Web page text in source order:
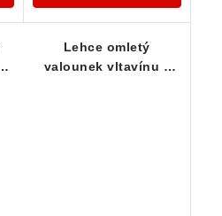
Lehce omletý
valounek vltavínu z